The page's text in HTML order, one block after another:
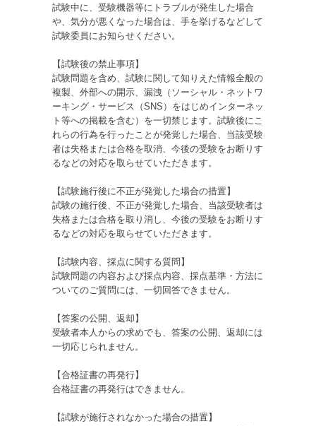
試験中に、受験機器等にトラブルが発生した場合
や、気分が悪くなった場合は、手を挙げるなどして
試験委員にお知らせください。
【試験後の禁止事項】
試験問題を含め、試験に関して知りえた情報全般の
複製、外部への開示、漏洩（ソーシャル・ネットワ
ーキング・サービス（SNS）をはじめインターネッ
ト等への掲載を含む）を一切禁じます。試験後にこ
れらの行為を行ったことが発覚した場合、当該受験
者は失格または合格を取消、今後の受験をお断りす
るなどの対応を取らせていただきます。
【試験施行後に不正が発覚した場合の措置】
試験の施行後、不正が発覚した場合、当該受験者は
失格または合格を取り消し、今後の受験をお断りす
るなどの対応を取らせていただきます。
【試験内容、採点に関する質問】
試験問題の内容および採点内容、採点基準・方法に
ついてのご質問には、一切回答できません。
【答案の公開、返却】
受験者本人からの求めでも、答案の公開、返却には
一切応じられません。
【合格証書の再発行】
合格証書の再発行はできません。
【試験が施行されなかった場合の措置】